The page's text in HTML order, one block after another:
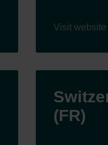
Visit website
(FR)